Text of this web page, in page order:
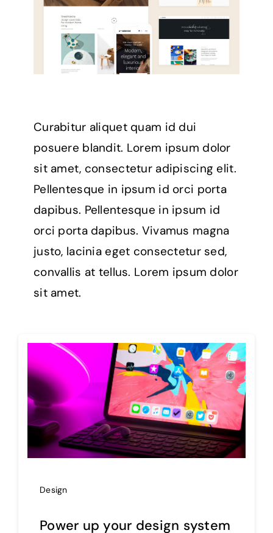
Curabitur aliquet quam id dui
posuere blandit. Lorem ipsum dolor
sit amet, consectetur adipiscing elit.
Pellentesque in ipsum id orci porta
dapibus. Pellentesque in ipsum id
orci porta dapibus. Vivamus magna
justo, lacinia eget consectetur sed,
convallis at tellus. Lorem ipsum dolor
sit amet.
Design
Power up your design system